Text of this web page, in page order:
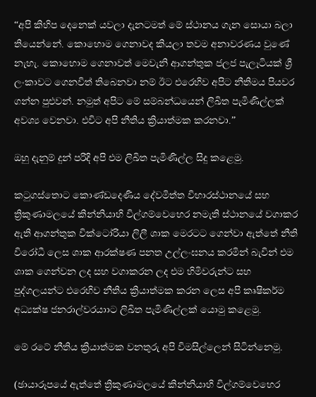
“අපි කිහිප දෙනෙක් යවලා දැනටමත් මේ ස්ථානය ගැන සොයා බලා
තියෙන්නේ. කොහොම ගෙනාවද කියලා තවම අනාවරණය වුණේ
නැහැ. කොහොම ගෙනාවත් මෙවැනි ආගන්තුක ජලජ පැලෑටියක් ශ්‍රී
ලංකාවට ගෙනවිත් තිබෙනවා නම් ඊට එරෙහිව අපිට නීතිමය පියවර
ගන්න පුළුවන්. නමුත් අපිට මේ සම්බන්ධයෙන් ලිඛිත පැමිණිල්ලක්
අවශ්‍ය වෙනවා. එවිට අපි නීතිය ක්‍රියාත්මක කරනවා.”
ඔහු දැනුම් දුන් පරිදි අපි එම ලිඛිත පැමිණිල්ල සිදු කළෙමු.
කටුගස්තොට කොණ්ඩදෙණිය දේවමිත්ත විහාරස්ථානයේ සහ
ත්‍රිකුණාමලයේ කින්නියාහි විල්ගම්වෙහෙර නමැති ස්ථානයේ වගාකර
ඇති ආගන්තුක වික්ටෝරියා ලිලී ශාක මෙරටට ගෙන්වා ඇත්තේ නීති
විරෝධී ලෙස ශාක ආරක්ෂණ පනත උල්ලංඝනය කරමින් බැවින් එම
ශාක ගෙන්වන ලද සහ වගාකරන ලද එම හිමිවරුන්ට සහ
පුද්ගලයන්ට එරෙහිව නීතිය ක්‍රියාත්මක කරන ලෙස අපි කෘෂිකර්ම
අධ්‍යක්ෂ ජනරාල්වරයාාට ලිඛිත පැමිණිල්ලක් යොමු කළෙමු.
මේ රටේ නීතිය ක්‍රියාත්මක වනතුරු අපි විමසිල්ලෙන් සිටින්නෙමු.
(ඡායාරූපයේ ඇත්තේ ත්‍රිකුණාමලයේ කින්නියාහි විල්ගම්වෙහෙර